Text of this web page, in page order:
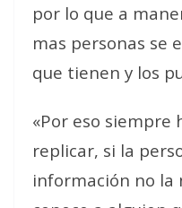
por lo que a
mas personas se
que tienen y los
«Por eso siempre
replicar, si la
información no la